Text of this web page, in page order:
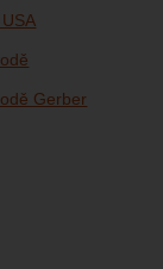
Gerber